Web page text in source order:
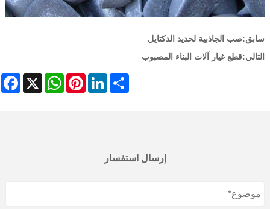
سابق:صب الجاذبية لحديد الدكتايل
التالي:قطع غيار آلات البناء المصبوب
X
WhatsAppPinterestLinkedInShare
إرسال استفسار